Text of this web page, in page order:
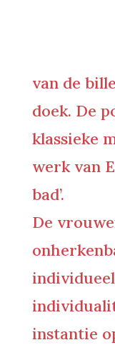
van de
doek. De
klassieke
werk van
bad’.
De
instantie